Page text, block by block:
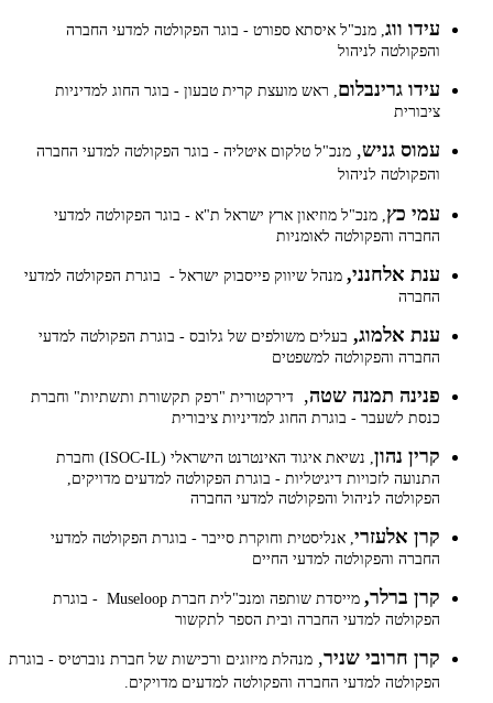
עידו ווג , מנכ"ל איסתא ספורט - בוגר הפקולטה למדעי החברה
והפקולטה לניהול
עידו גרינבלום , ראש מועצת קרית טבעון - בוגר החוג למדיניות
ציבורית
עמוס גניש, מנכ"ל טלקום איטליה - בוגר הפקולטה למדעי החברה
והפקולטה לניהול
עמי כץ , מנכ"ל מוזיאון ארץ ישראל ת"א - בוגר הפקולטה למדעי
החברה והפקולטה לאומניות
ענת אלחנני, מנהל שיווק פייסבוק ישראל - בוגרת הפקולטה למדעי
החברה
ענת אלמוג, בעלים משולפים של גלובס - בוגרת הפקולטה למדעי
החברה והפקולטה למשפטים
פנינה תמנה שטה,
דירקטורית "רפק תקשורת ותשתיות" וחברת
כנסת לשעבר - בוגרת החוג למדיניות ציבורית
קרין נהון
, נשיאת איגוד האינטרנט הישראלי (ISOC-IL) וחברת
התנועה לזכויות דיגיטליות - בוגרת הפקולטה למדעים מדויקים,
הפקולטה לניהול והפקולטה למדעי החברה
קרן אלעזרי , אנליסטית וחוקרת סייבר - בוגרת הפקולטה למדעי
החברה והפקולטה למדעי החיים
קרן ברלר,
מייסדת שותפה ומנכ"לית חברת Museloop - בוגרת
הפקולטה למדעי החברה ובית הספר לתקשור
קרן חרובי שניר, מנהלת מיזוגים ורכישות של חברת נוברטיס - בוגרת
הפקולטה למדעי החברה והפקולטה למדעים מדויקים.